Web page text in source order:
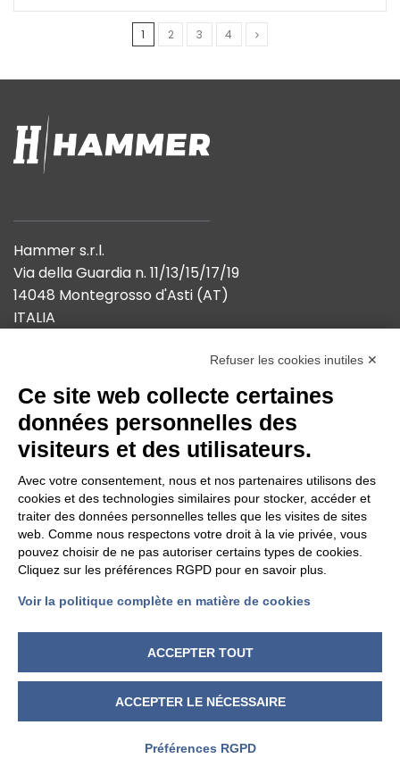
1 2 3 4
Hammer s.r.l.
Via della Guardia n. 11/13/15/17/19
14048 Montegrosso d'Asti (AT)
ITALIA
Cod Fisc. e PIVA 00094860053
Iscrizione Registro delle imprese
Asti REA 46448
INFO
MENTIONS TECHNIQUES
CONDITIONS GÉNÉRALES DE VENTE
DÉVELOPPEMENT DURABLE
INFORMATIONS DE CONFIDENTIALITÉ
MODIFIER LES PARAMÈTRES DES COOKIES
Refuser les cookies inutiles ✕
Ce site web collecte certaines
données personnelles des
visiteurs et des utilisateurs.
Avec votre consentement, nous et nos partenaires utilisons des
cookies et des technologies similaires pour stocker, accéder et
traiter des données personnelles telles que les visites de sites
web. Comme nous respectons votre droit à la vie privée, vous
pouvez choisir de ne pas autoriser certains types de cookies.
Cliquez sur les préférences RGPD pour en savoir plus.
Voir la politique complète en matière de cookies
ACCEPTER TOUT
ACCEPTER LE NÉCESSAIRE
Préférences RGPD